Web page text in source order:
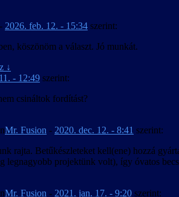
- 2026. feb. 12. - 15:34 szerint:
köszönöm a választ. Jó munkát.
↓
- 12:49 szerint:
csináltok fordítást?
Mr. Fusion - 2020. dec. 12. - 8:41 szerint:
rajta. Betűkészleteket kell(ene) hozzá
legnagyobb projektünk volt), így óvatos
Mr. Fusion - 2021. jan. 17. - 9:20 szerint: